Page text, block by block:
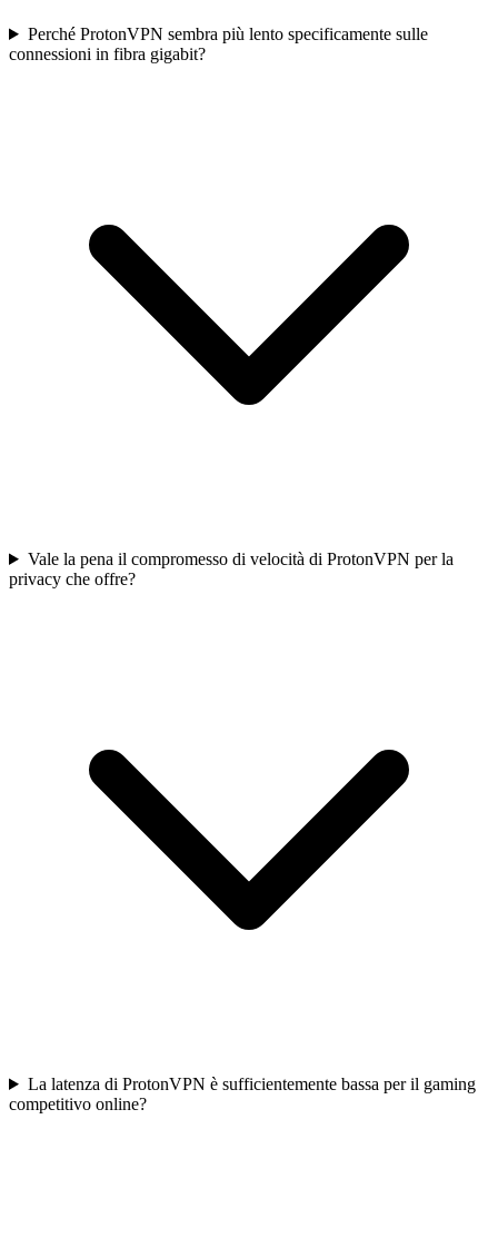
Perché ProtonVPN sembra più lento specificamente sulle
connessioni in fibra gigabit?
Vale la pena il compromesso di velocità di ProtonVPN per la
privacy che offre?
La latenza di ProtonVPN è sufficientemente bassa per il gaming
competitivo online?